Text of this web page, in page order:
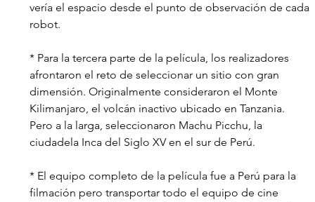
vería el espacio desde el punto de observación de cada
robot.
* Para la tercera parte de la película, los realizadores
afrontaron el reto de seleccionar un sitio con gran
dimensión. Originalmente consideraron el Monte
Kilimanjaro, el volcán inactivo ubicado en Tanzania.
Pero a la larga, seleccionaron Machu Picchu, la
ciudadela Inca del Siglo XV en el sur de Perú.
* El equipo completo de la película fue a Perú para la
filmación pero transportar todo el equipo de cine